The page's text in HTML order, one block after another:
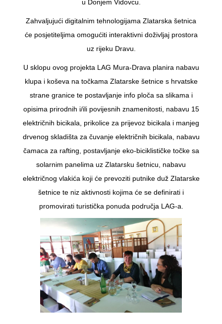
u Donjem Vidovcu.
Zahvaljujući digitalnim tehnologijama Zlatarska šetnica
će posjetiteljima omogućiti interaktivni doživljaj prostora
uz rijeku Dravu.
U sklopu ovog projekta LAG Mura-Drava planira nabavu
klupa i koševa na točkama Zlatarske šetnice s hrvatske
strane granice te postavljanje info ploča sa slikama i
opisima prirodnih i/ili povijesnih znamenitosti, nabavu 15
električnih bicikala, prikolice za prijevoz bicikala i manjeg
drvenog skladišta za čuvanje električnih bicikala, nabavu
čamaca za rafting, postavljanje eko-biciklističke točke sa
solarnim panelima uz Zlatarsku šetnicu, nabavu
električnog vlakića koji će prevoziti putnike duž Zlatarske
šetnice te niz aktivnosti kojima će se definirati i
promovirati turistička ponuda područja LAG-a.